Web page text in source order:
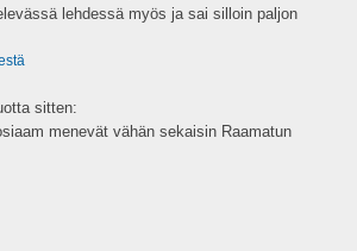
lehdessä myös ja sai silloin paljon
sitten:
menevät vähän sekaisin Raamatun